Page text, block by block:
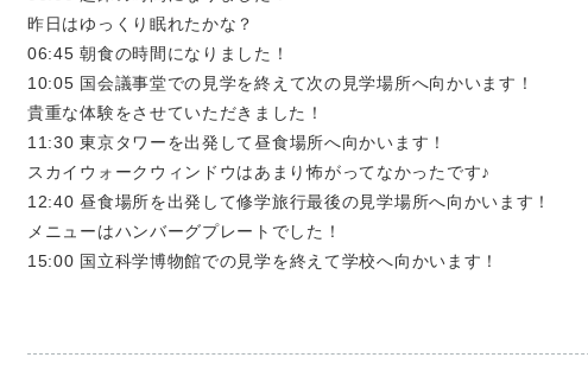
昨日はゆっくり眠れたかな？
06:45 朝食の時間になりました！
10:05 国会議事堂での見学を終えて次の見学場所へ向かいます！
貴重な体験をさせていただきました！
11:30 東京タワーを出発して昼食場所へ向かいます！
スカイウォークウィンドウはあまり怖がってなかったです♪
12:40 昼食場所を出発して修学旅行最後の見学場所へ向かいます！
メニューはハンバーグプレートでした！
15:00 国立科学博物館での見学を終えて学校へ向かいます！